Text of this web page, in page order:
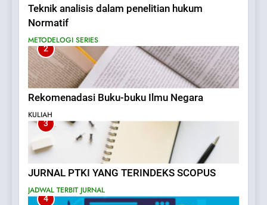
Teknik analisis dalam penelitian hukum
Normatif
METODELOGI SERIES
2
Rekomenadasi Buku-buku Ilmu Negara
KULIAH
3
JURNAL PTKI YANG TERINDEKS SCOPUS
JADWAL TERBIT JURNAL
4